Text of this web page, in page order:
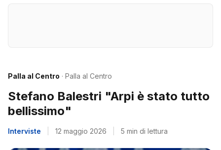
Palla al Centro · Palla al Centro
Stefano Balestri "Arpi è stato tutto
bellissimo"
Interviste 12 maggio 2026 5 min di lettura